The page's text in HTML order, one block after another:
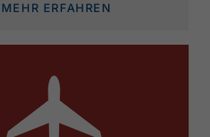
MEHR ERFAHREN